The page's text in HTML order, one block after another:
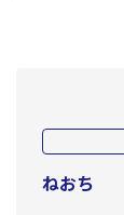
ねおち